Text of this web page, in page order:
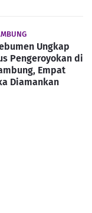
Ungkap
Pengeroyokan di
Empat
Diamankan